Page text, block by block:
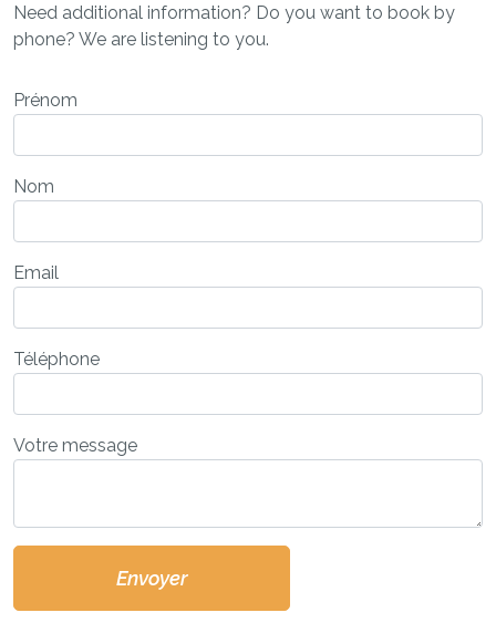
Need additional information? Do you want to book by
phone? We are listening to you.
Prénom
Nom
Email
Téléphone
Votre message
Envoyer